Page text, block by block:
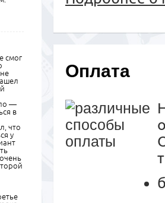
Оплата
смог
—
в
что
у